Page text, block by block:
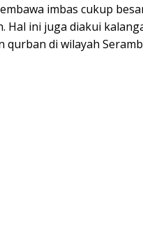
imbas cukup
Hal ini juga diakui
qurban di wilayah